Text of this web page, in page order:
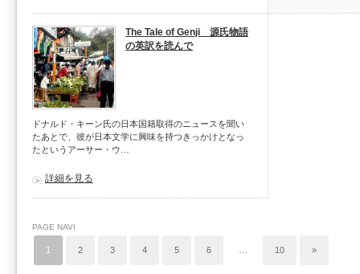
The Tale of Genji 源氏物語
の英訳を読んで
ドナルド・キーン氏の日本国籍取得のニュースを聞い
たあとで、彼が日本文学に興味を持つきっかけとなっ
たというアーサー・ウ…
詳細を見る
PAGE NAVI
1 2 3 4 5 6 10 »